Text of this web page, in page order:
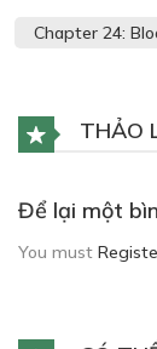
THẢO
Để lại một
You must